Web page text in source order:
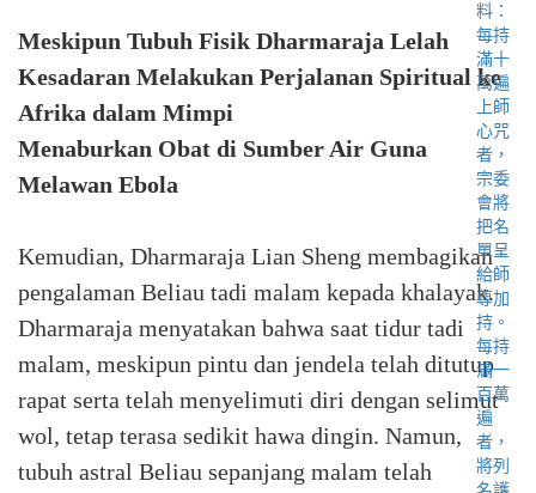
Meskipun Tubuh Fisik Dharmaraja Lelah
Kesadaran Melakukan Perjalanan Spiritual ke
Afrika dalam Mimpi
Menaburkan Obat di Sumber Air Guna
Melawan Ebola
Kemudian, Dharmaraja Lian Sheng membagikan
pengalaman Beliau tadi malam kepada khalayak.
Dharmaraja menyatakan bahwa saat tidur tadi
malam, meskipun pintu dan jendela telah ditutup
rapat serta telah menyelimuti diri dengan selimut
wol, tetap terasa sedikit hawa dingin. Namun,
tubuh astral Beliau sepanjang malam telah